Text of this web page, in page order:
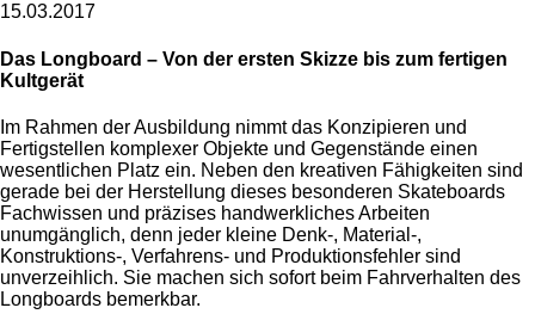
15.03.2017
Das Longboard – Von der ersten Skizze bis zum fertigen
Kultgerät
Im Rahmen der Ausbildung nimmt das Konzipieren und
Fertigstellen komplexer Objekte und Gegenstände einen
wesentlichen Platz ein. Neben den kreativen Fähigkeiten sind
gerade bei der Herstellung dieses besonderen Skateboards
Fachwissen und präzises handwerkliches Arbeiten
unumgänglich, denn jeder kleine Denk-, Material-,
Konstruktions-, Verfahrens- und Produktionsfehler sind
unverzeihlich. Sie machen sich sofort beim Fahrverhalten des
Longboards bemerkbar.